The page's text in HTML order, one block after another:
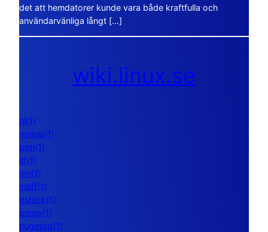
det att hemdatorer kunde vara både kraftfulla och
användarvänliga långt […]
wiki.linux.se
nl(1)
nohup(1)
pon(1)
ld(1)
nm(1)
ndiff(1)
gstack(1)
pmap(1)
hugetop(1)